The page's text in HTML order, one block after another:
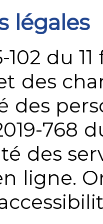
légales
102 du
des
des
768
des
ligne.